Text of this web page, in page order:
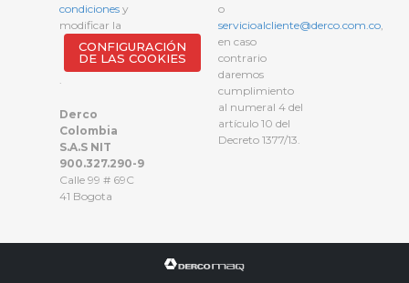
condiciones y
modificar la
CONFIGURACIÓN
DE LAS COOKIES
Derco
Colombia
S.A.S NIT
900.327.290-9
Calle 99 # 69C
41 Bogota
o
servicioalcliente@derco.com.co
en caso
contrario
daremos
cumplimiento
al numeral 4 del
artículo 10 del
Decreto 1377/13.